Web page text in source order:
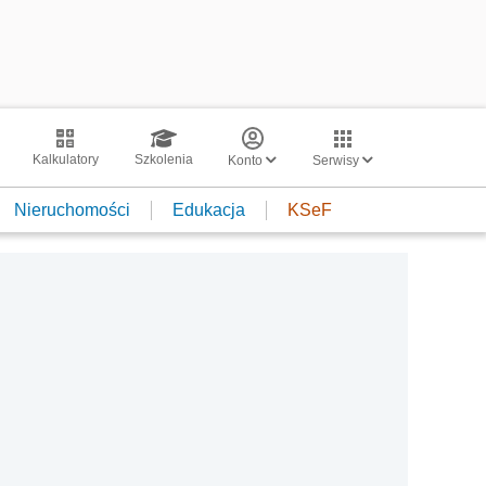
Kalkulatory Szkolenia Konto Serwisy
Nieruchomości Edukacja KSeF